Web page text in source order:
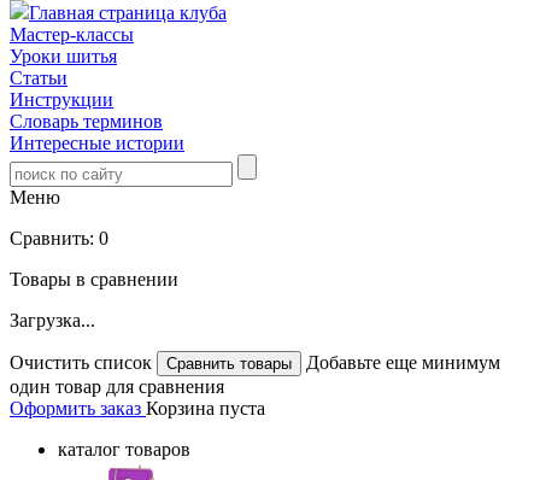
Главная страница клуба
Мастер-классы
Уроки шитья
Статьи
Инструкции
Словарь терминов
Интересные истории
Меню
Сравнить: 0
Товары в сравнении
Загрузка...
Очистить список
Добавьте еще минимум
один товар для сравнения
Оформить заказ Корзина пуста
каталог товаров